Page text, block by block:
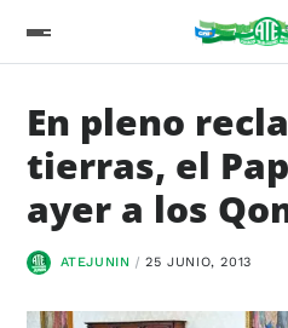
En pleno
tierras, el
ayer a los
ATEJUNIN 25 JUNIO, 2013